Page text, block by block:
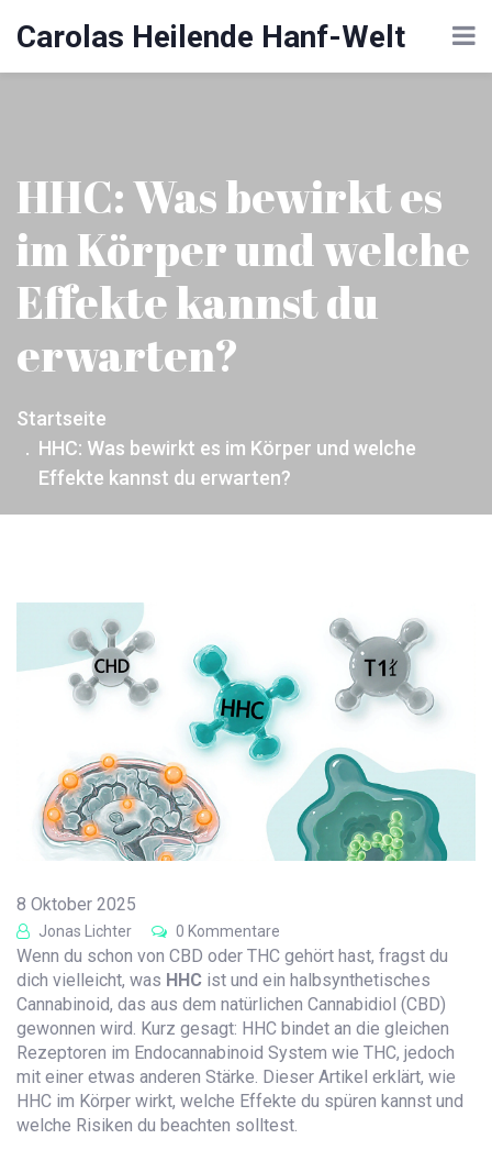
Carolas Heilende Hanf-Welt
HHC: Was bewirkt es
im Körper und welche
Effekte kannst du
erwarten?
Startseite
HHC: Was bewirkt es im Körper und welche
Effekte kannst du erwarten?
8 Oktober 2025
Jonas Lichter 0 Kommentare
Wenn du schon von CBD oder THC gehört hast, fragst du
dich vielleicht, was HHC ist und ein halbsynthetisches
Cannabinoid, das aus dem natürlichen Cannabidiol (CBD)
gewonnen wird. Kurz gesagt: HHC bindet an die gleichen
Rezeptoren im Endocannabinoid System wie THC, jedoch
mit einer etwas anderen Stärke. Dieser Artikel erklärt, wie
HHC im Körper wirkt, welche Effekte du spüren kannst und
welche Risiken du beachten solltest.